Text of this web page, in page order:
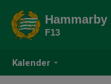
Kalender
Hammarby
F13